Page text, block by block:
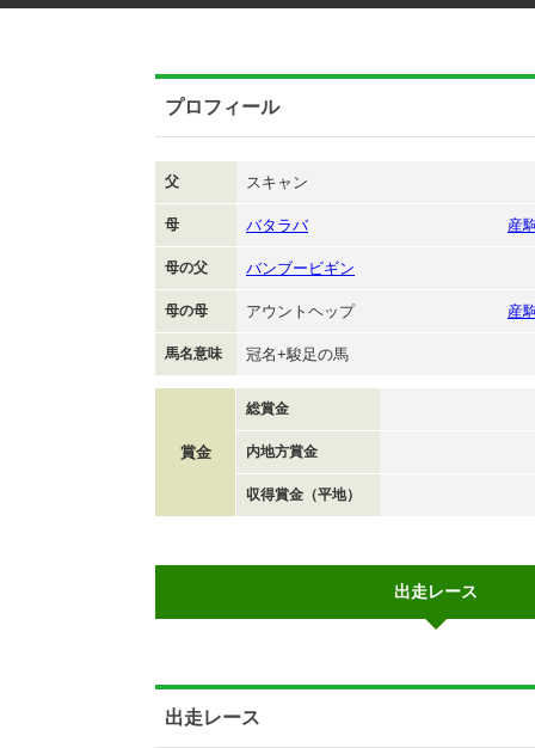
プロフィール
父 スキャン
母 バタラバ 産
母の父 バンブービギン
母の母 アウントヘップ 産
馬名意味 冠名+駿足の馬
賞金
総賞金
内地方賞金
収得賞金（平地）
出走レース
出走レース